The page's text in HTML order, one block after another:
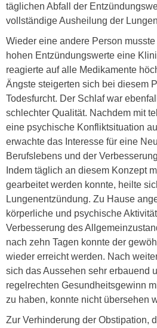
täglichen Abfall der
vollständige Ausheilung der
Wieder eine andere Person
hohen Entzündungswerte eine
reagierte auf alle Medikamente
Ängste steigerten sich bei diesem
Todesfurcht. Der Schlaf war
schlechter Qualität. Nachdem mit
eine psychische Konfliktsituation
erwachte das Interesse für eine
Berufslebens und der
Indem täglich an diesem Konzept
gearbeitet werden konnte, heilte
Lungenentzündung. Zu Hause
körperliche und psychische
Verbesserung des
nach zehn Tagen konnte der
wieder erreicht werden. Nach
sich das Aussehen sehr erbauend
regelrechten Gesundheitsgewinn
zu haben, konnte nicht übersehen
Zur Verhinderung der Obstipation,